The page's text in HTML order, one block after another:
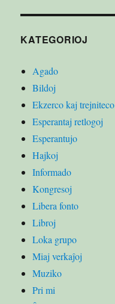
KATEGORIOJ
Agado
Bildoj
Ekzerco kaj trejniteco
Esperantaj retlogoj
Esperantujo
Hajkoj
Informado
Kongresoj
Libera fonto
Libroj
Loka grupo
Miaj verkaĵoj
Muziko
Pri mi